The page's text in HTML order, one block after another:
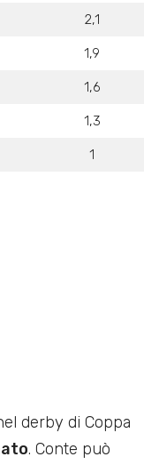
2,1
1,9
1,6
1,3
1
derby di Coppa
. Conte può